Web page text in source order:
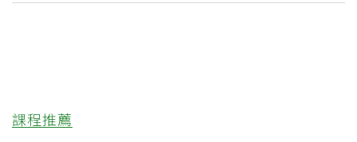
課程推薦